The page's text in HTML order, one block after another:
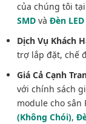
của chúng tôi
SMD vàĐèn
Dịch Vụ Khách
trợ lắp đặt, chế
Giá Cả Cạnh
với chính sách
module cho
(Không Chói),